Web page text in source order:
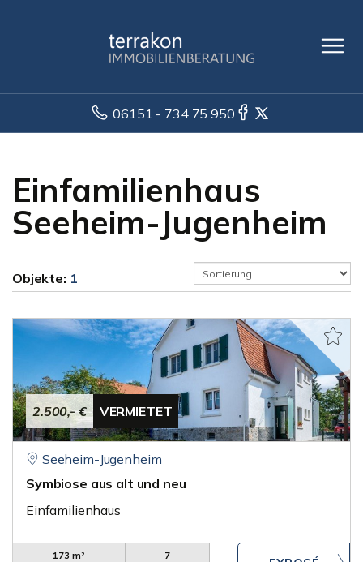
06151 - 734 75 950
Einfamilienhaus
Seeheim-Jugenheim
Objekte: 1
2.500,- € VERMIETET
Seeheim-Jugenheim
Symbiose aus alt und neu
Einfamilienhaus
173 m²
7